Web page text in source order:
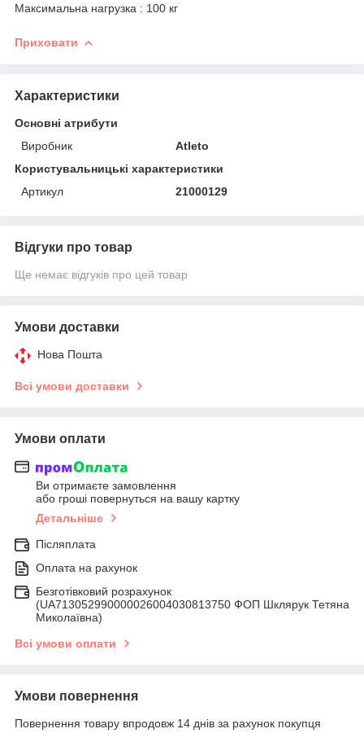
Максимальна нагрузка : 100 кг
Приховати
Характеристики
Основні атрибути
Виробник
Atleto
Користувальницькі характеристики
Артикул
21000129
Відгуки про товар
Ще немає відгуків про цей товар
Умови доставки
Нова Пошта
Всі умови доставки
Умови оплати
Ви отримаєте замовлення
або гроші повернуться на вашу картку
Детальніше
Післяплата
Оплата на рахунок
Безготівковий розрахунок
(UA713052990000026004030813750 ФОП Шклярук Тетяна
Миколаївна)
Всі умови оплати
Умови повернення
Повернення товару впродовж 14 днів за рахунок покупця